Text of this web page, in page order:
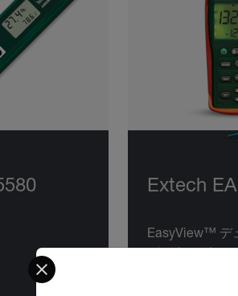
Extech
EasyView™ デ
Select your preferred country and